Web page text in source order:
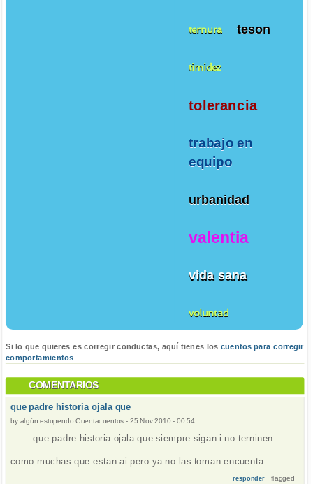
ternura teson
timidez
tolerancia
trabajo en
equipo
urbanidad
valentia
vida sana
voluntad
Si lo que quieres es corregir conductas, aquí tienes los cuentos para corregir
comportamientos
COMENTARIOS
que padre historia ojala que
by algún estupendo Cuentacuentos - 25 Nov 2010 - 00:54
que padre historia ojala que siempre sigan i no terninen
como muchas que estan ai pero ya no las toman encuenta
responder flagged